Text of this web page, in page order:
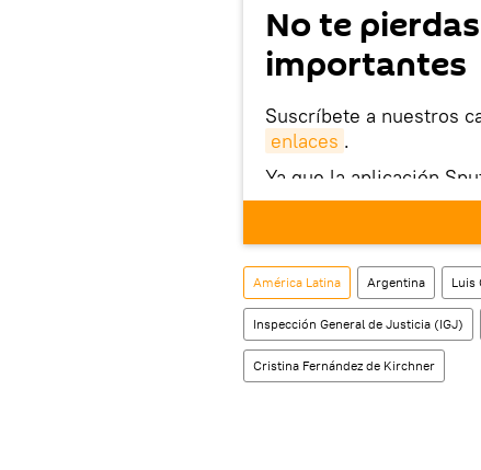
No te
importantes
Suscríbete a nuestros
enlaces .
Ya que la aplicación
este enlace puedes
También tenemos una
América Latina Argentina Luis
Inspección General de Justicia (IGJ)
Cristina Fernández de Kirchner